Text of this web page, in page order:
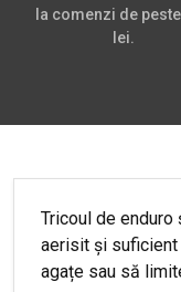
la comenzi de
lei.
Tricoul de
aerisit și
agațe sau să